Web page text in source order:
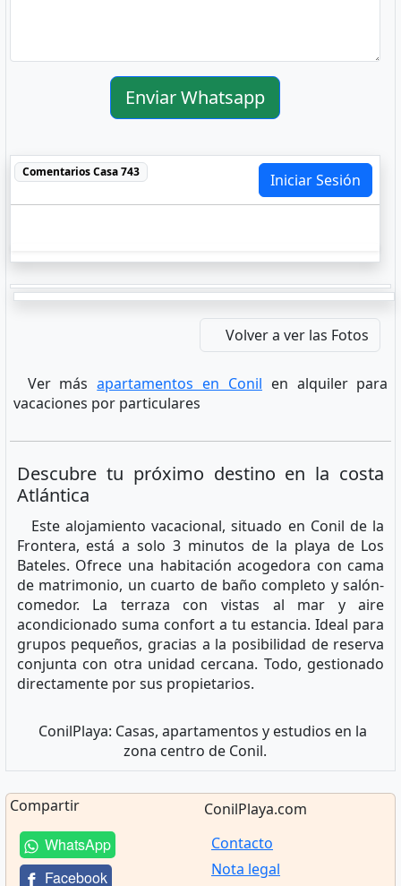
Enviar Whatsapp
ComentariosCasa 743 Iniciar Sesión
Volver a ver las Fotos
Ver másapartamentos en Conil en alquiler para
vacaciones por particulares
Descubre tu próximo destino en la costa
Atlántica
Este alojamiento vacacional, situado en Conil de la
Frontera, está a solo 3 minutos de la playa de Los
Bateles. Ofrece una habitación acogedora con cama
de matrimonio, un cuarto de baño completo y salón-
comedor. La terraza con vistas al mar y aire
acondicionado suma confort a tu estancia. Ideal para
grupos pequeños, gracias a la posibilidad de reserva
conjunta con otra unidad cercana. Todo, gestionado
directamente por sus propietarios.
ConilPlaya: Casas, apartamentos y estudios en la
zona centro de Conil.
Compartir
WhatsApp
Facebook
ConilPlaya.com
Contacto
Nota legal